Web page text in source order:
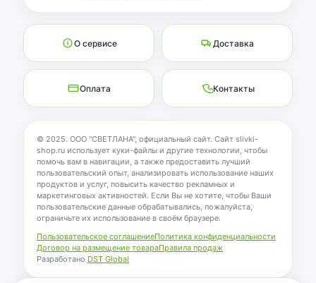
О сервисе Доставка
Оплата Контакты
© 2025. ООО "СВЕТЛАНА", официальный сайт. Сайт slivki-
shop.ru использует куки-файлы и другие технологии, чтобы
помочь вам в навигации, а также предоставить лучший
пользовательский опыт, анализировать использование наших
продуктов и услуг, повысить качество рекламных и
маркетинговых активностей. Если Вы не хотите, чтобы Ваши
пользовательские данные обрабатывались, пожалуйста,
ограничьте их использование в своём браузере.
Пользовательское соглашениеПолитика конфиденциальности
Договор на размещение товараПравила продаж
Разработано DST Global